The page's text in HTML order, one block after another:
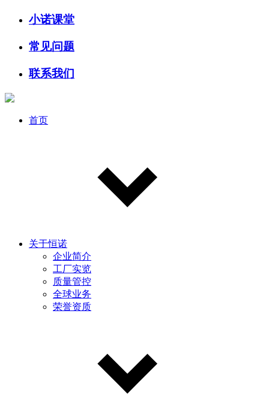
小诺课堂
常见问题
联系我们
首页
关于恒诺
企业简介
工厂实览
质量管控
全球业务
荣誉资质